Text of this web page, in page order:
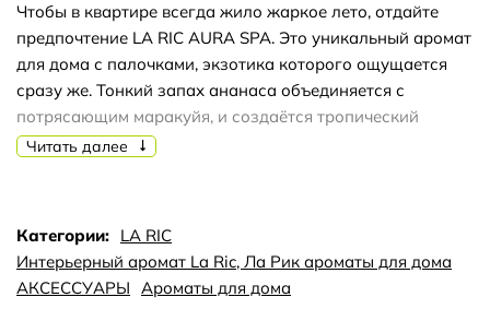
Чтобы в квартире всегда жило жаркое лето, отдайте
предпочтение LA RIC AURA SPA. Это уникальный аромат
для дома с палочками, экзотика которого ощущается
сразу же. Тонкий запах ананаса объединяется с
потрясающим маракуйя, и создаётся тропический
коктейль. Конечные нотки – цветочный шлейф, который
сразу вызывает ассоциации со знойным летним
закатом. Такая атмосфера будет царить в вашем доме
даже холодной зимой. Предложенный аромат для дома
Читать далее
Категории: LA RIC
Интерьерный аромат La Ric, Ла Рик ароматы для дома
АКСЕССУАРЫ Ароматы для дома